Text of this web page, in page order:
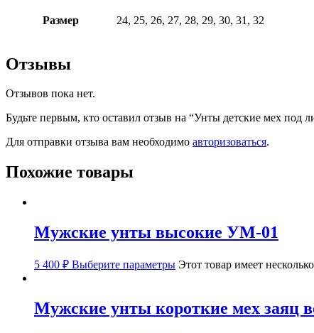
Размер 24, 25, 26, 27, 28, 29, 30, 31, 32
Отзывы
Отзывов пока нет.
Будьте первым, кто оставил отзыв на “Унты детские мех под
Для отправки отзыва вам необходимо авторизоваться.
Похожие товары
Мужские унты высокие УМ-01
5 400 ₽ Выберите параметры Этот товар имеет
Мужские унты короткие мех заяц